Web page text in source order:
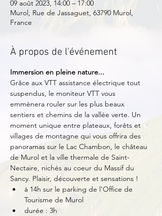
09 août 2023, 14:00 – 17:00
Murol, Rue de Jassaguet, 63790 Murol,
France
À propos de l'événement
Immersion en pleine nature...
Grâce aux VTT assistance électrique tout
suspendus, le moniteur VTT vous
emmènera rouler sur les plus beaux
sentiers et chemins de la vallée verte. Un
moment unique entre plateaux, forêts et
villages de montagne qui vous offrira des
panoramas sur le Lac Chambon, le château
de Murol et la ville thermale de Saint-
Nectaire, nichés au coeur du Massif du
Sancy. Plaisir, découverte et sensations !
à 14h sur le parking de l'Office de
Tourisme de Murol
durée : 3h